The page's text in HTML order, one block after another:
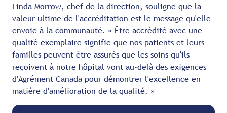
Linda Morrow, chef de la direction, souligne que la
valeur ultime de l'accréditation est le message qu'elle
envoie à la communauté. « Être accrédité avec une
qualité exemplaire signifie que nos patients et leurs
familles peuvent être assurés que les soins qu'ils
reçoivent à notre hôpital vont au-delà des exigences
d'Agrément Canada pour démontrer l'excellence en
matière d'amélioration de la qualité. »